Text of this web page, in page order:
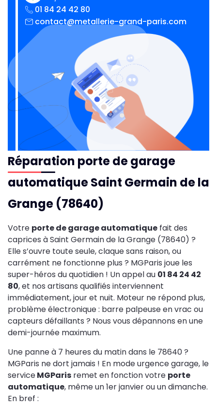
01 84 24 42 80
contact@metallerie-grand-paris.com
Réparation porte de garage
automatique Saint Germain de la
Grange (78640)
Votre porte de garage automatique fait des
caprices à Saint Germain de la Grange (78640) ?
Elle s’ouvre toute seule, claque sans raison, ou
carrément ne fonctionne plus ? MGParis joue les
super-héros du quotidien ! Un appel au 01 84 24 42
80, et nos artisans qualifiés interviennent
immédiatement, jour et nuit. Moteur ne répond plus,
problème électronique : barre palpeuse en vrac ou
capteurs défaillants ? Nous vous dépannons en une
demi-journée maximum.
Une panne à 7 heures du matin dans le 78640 ?
MGParis ne dort jamais ! En mode urgence garage, le
serviceMGParis remet en fonction votre porte
automatique, même un 1er janvier ou un dimanche.
En bref :